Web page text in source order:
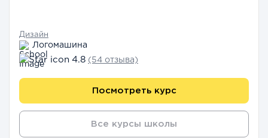
Дизайн
Логомашина
4.8 (54 отзыва)
Посмотреть курс
Все курсы школы